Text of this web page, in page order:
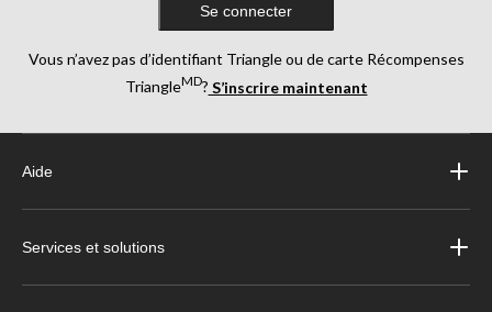
Se connecter
Vous n’avez pas d’identifiant Triangle ou de carte Récompenses
TriangleMD? S’inscrire maintenant
Aide
Services et solutions